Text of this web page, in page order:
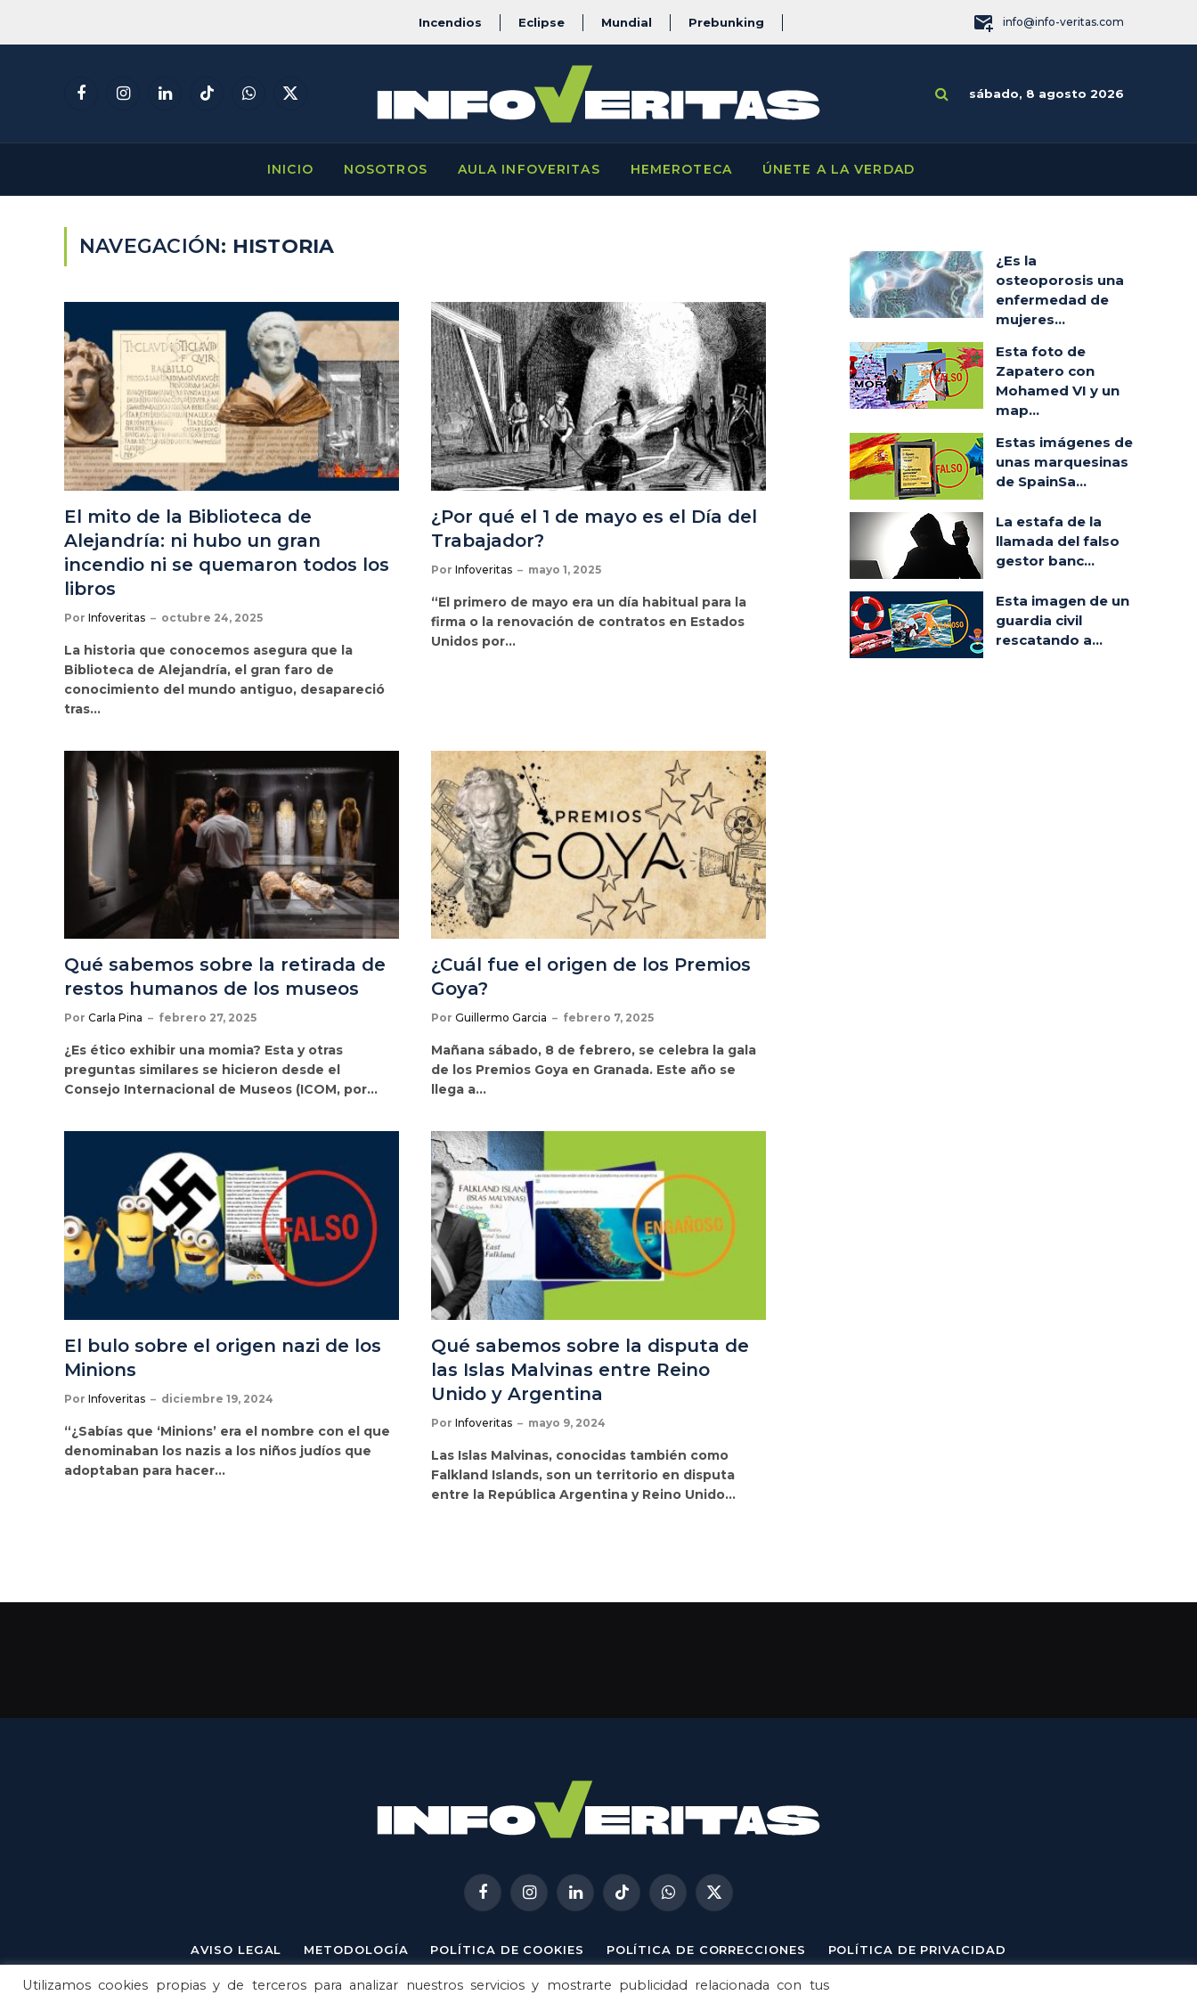
Incendios Eclipse Mundial Prebunking info@info-veritas.com
FacebookInstagramLinkedInTikTokWhatsApp
X
sábado, 8 agosto 2026
INICIO NOSOTROS AULA INFOVERITAS HEMEROTECA ÚNETE A LA VERDAD
NAVEGACIÓN: HISTORIA
El mito de la Biblioteca de
Alejandría: ni hubo un gran
incendio ni se quemaron todos los
libros
Por Infoveritas octubre 24, 2025
La historia que conocemos asegura que la
Biblioteca de Alejandría, el gran faro de
conocimiento del mundo antiguo, desapareció
tras…
¿Por qué el 1 de mayo es el Día del
Trabajador?
Por Infoveritas mayo 1, 2025
“El primero de mayo era un día habitual para la
firma o la renovación de contratos en Estados
Unidos por…
Qué sabemos sobre la retirada de
restos humanos de los museos
Por Carla Pina febrero 27, 2025
¿Es ético exhibir una momia? Esta y otras
preguntas similares se hicieron desde el
Consejo Internacional de Museos (ICOM, por…
¿Cuál fue el origen de los Premios
Goya?
Por Guillermo Garcia febrero 7, 2025
Mañana sábado, 8 de febrero, se celebra la gala
de los Premios Goya en Granada. Este año se
llega a…
El bulo sobre el origen nazi de los
Minions
Por Infoveritas diciembre 19, 2024
“¿Sabías que ‘Minions’ era el nombre con el que
denominaban los nazis a los niños judíos que
adoptaban para hacer…
Qué sabemos sobre la disputa de
las Islas Malvinas entre Reino
Unido y Argentina
Por Infoveritas mayo 9, 2024
Las Islas Malvinas, conocidas también como
Falkland Islands, son un territorio en disputa
entre la República Argentina y Reino Unido…
¿Es la
osteoporosis una
enfermedad de
mujeres...
Esta foto de
Zapatero con
Mohamed VI y un
map...
Estas imágenes de
unas marquesinas
de SpainSa...
La estafa de la
llamada del falso
gestor banc...
Esta imagen de un
guardia civil
rescatando a...
FacebookInstagramLinkedInTikTokWhatsApp
X
(Twitter)
AVISO LEGAL METODOLOGÍA POLÍTICA DE COOKIES POLÍTICA DE CORRECCIONES POLÍTICA DE PRIVACIDAD
Utilizamos cookies propias y de terceros para analizar nuestros servicios y mostrarte publicidad relacionada con tus